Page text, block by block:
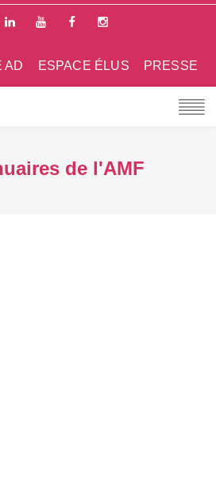
PRESSE
ESPACE ÉLUS
AD
de l'AMF